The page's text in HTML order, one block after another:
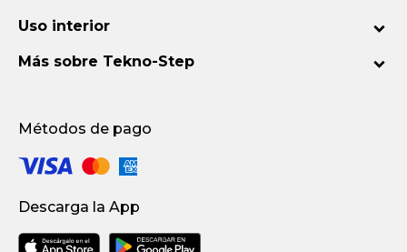
Uso interior
Más sobre Tekno-Step
Métodos de pago
Descarga la App